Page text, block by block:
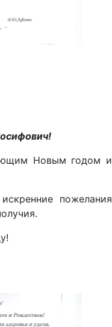
Новым годом и
пожелания
РГАЛИ